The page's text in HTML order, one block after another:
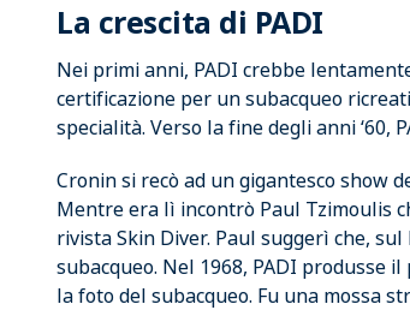
La crescita di PADI
Nei primi anni, PADI crebbe
certificazione per un subacqueo
specialità. Verso la fine degli anni ‘60,
Cronin si recò ad un gigantesco show
Mentre era lì incontrò Paul Tzimoulis
rivista Skin Diver. Paul suggerì che,
subacqueo. Nel 1968, PADI produsse
la foto del subacqueo. Fu una mossa